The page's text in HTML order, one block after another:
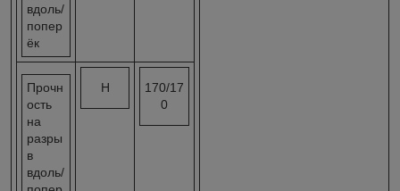
вдоль/
попер
ёк
Прочн
ость
на
разры
в
вдоль/
Н
170/17
0